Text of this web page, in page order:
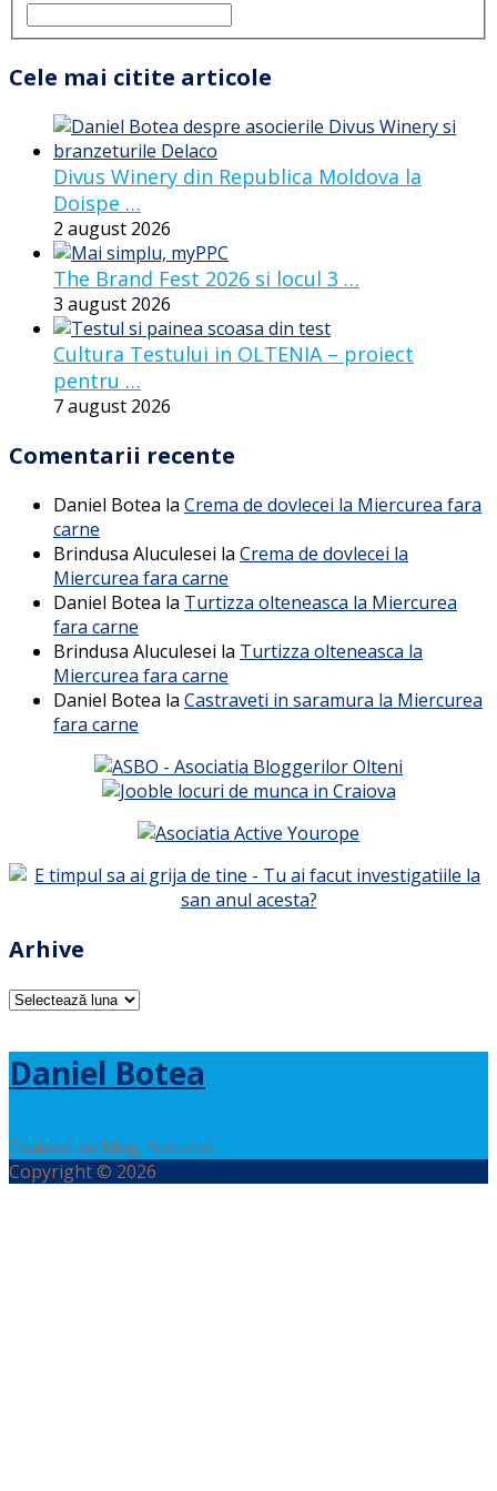
Cele mai citite articole
Divus Winery din Republica Moldova la
Doispe …
2 august 2026
The Brand Fest 2026 si locul 3 …
3 august 2026
Cultura Testului in OLTENIA – proiect
pentru …
7 august 2026
Comentarii recente
Daniel Botea la Crema de dovlecei la Miercurea fara
carne
Brindusa Aluculesei la Crema de dovlecei la
Miercurea fara carne
Daniel Botea la Turtizza olteneasca la Miercurea
fara carne
Brindusa Aluculesei la Turtizza olteneasca la
Miercurea fara carne
Daniel Botea la Castraveti in saramura la Miercurea
fara carne
Arhive
Arhive
Daniel Botea
Craiova pe blog. Natural.
Copyright © 2026